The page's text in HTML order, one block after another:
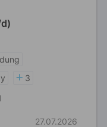
3
27.07.2026